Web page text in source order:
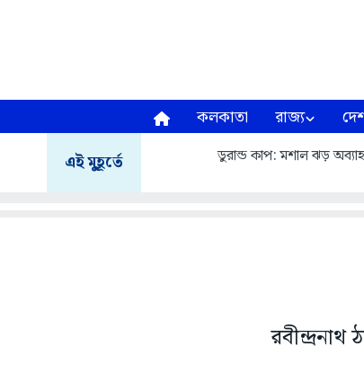
কলকাতা রাজ্য
এই মুহূর্তে ডুরান্ড কাপ: মশাল ঝড়